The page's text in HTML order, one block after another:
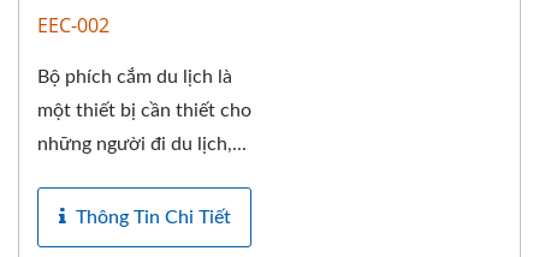
EEC-002
Bộ phích cắm du lịch là
một thiết bị cần thiết cho
những người đi du lịch,...
Thông Tin Chi Tiết